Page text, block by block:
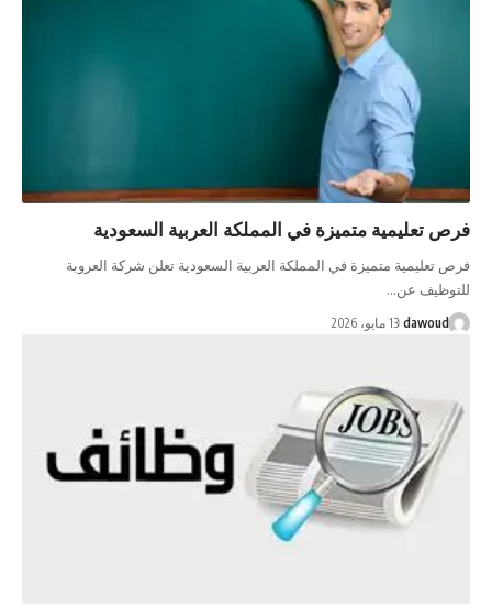
فرص تعليمية متميزة في المملكة العربية السعودية
فرص تعليمية متميزة في المملكة العربية السعودية تعلن شركة العروبة
للتوظيف عن…
dawoud 13 مايو، 2026